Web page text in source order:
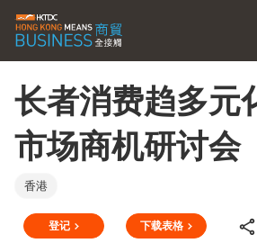
长者消费趋多元
市场商机研讨会
香港
登记 下载表格